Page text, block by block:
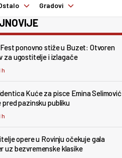
Gradovi
ponovno stiže u Buzet: Otvoren
za ugostitelje i izlagače
h
Kuće za pisce Emina Selimović
pred pazinsku publiku
h
opere u Rovinju očekuje gala
uz bezvremenske klasike